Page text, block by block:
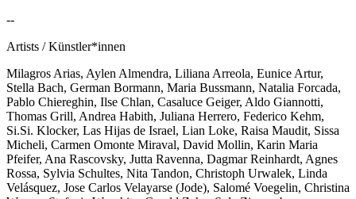
--
Artists / Künstler*innen
Milagros Arias, Aylen Almendra, Liliana Arreola, Eunice Artur,
Stella Bach, German Bormann, Maria Bussmann, Natalia Forcada,
Pablo Chiereghin, Ilse Chlan, Casaluce Geiger, Aldo Giannotti,
Thomas Grill, Andrea Habith, Juliana Herrero, Federico Kehm,
Si.Si. Klocker, Las Hijas de Israel, Lian Loke, Raisa Maudit, Sissa
Micheli, Carmen Omonte Miraval, David Mollin, Karin Maria
Pfeifer, Ana Rascovsky, Jutta Ravenna, Dagmar Reinhardt, Agnes
Rossa, Sylvia Schultes, Nita Tandon, Christoph Urwalek, Linda
Velásquez, Jose Carlos Velayarse (Jode), Salomé Voegelin, Christina